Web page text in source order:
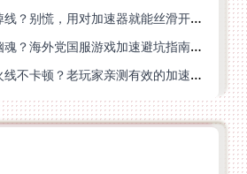
非洲玩蛋仔派对总掉线？别慌，用对加速器就能丝滑开跑！
比利时怎么玩倩女幽魂？海外党国服游戏加速避坑指南（附实测推荐）
在欧洲怎么玩穿越火线不卡顿？老玩家亲测有效的加速器选择指南